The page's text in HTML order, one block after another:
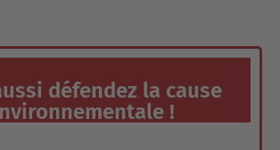
défendez la cause
!